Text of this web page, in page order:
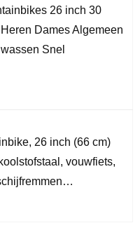
26 inch 30
Dames Algemeen
Snel
26 inch (66 cm)
vouwfiets,